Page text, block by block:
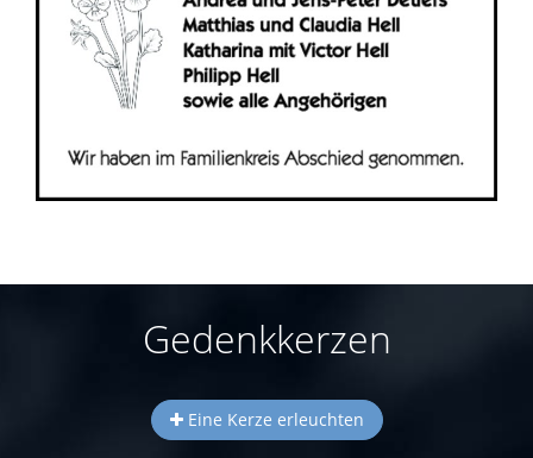
Gedenkkerzen
Eine Kerze erleuchten